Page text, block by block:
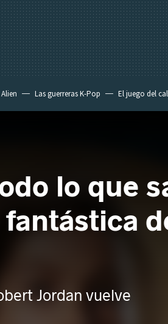
Alien Las guerreras K-Pop El juego del
lo que
Jordan vuelve